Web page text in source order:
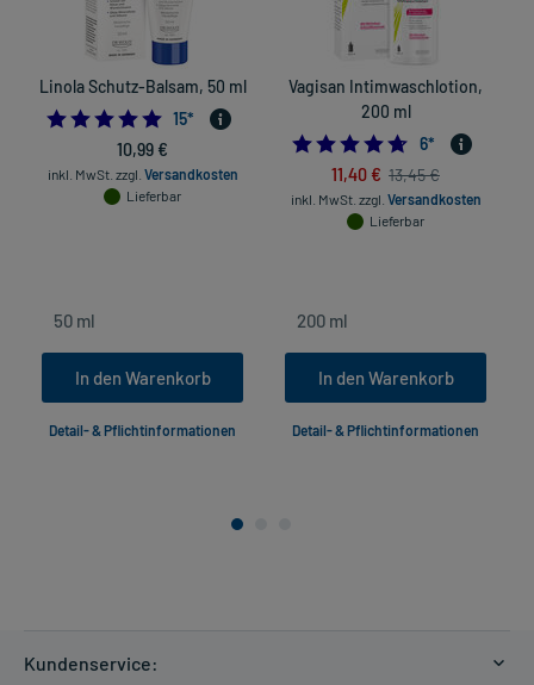
Linola Schutz-Balsam, 50 ml
5.0
15*
10,99 €
inkl. MwSt. zzgl. Versandkosten
Lieferbar
In den Warenkorb
Detail- & Pflichtinformationen
Vagisan Intimwaschlotion,
200 ml
6*
11,40 € 13,45 €
inkl. MwSt. zzgl. Versandkosten
Lieferbar
In den Warenkorb
Detail- & Pflichtinformationen
Kundenservice: